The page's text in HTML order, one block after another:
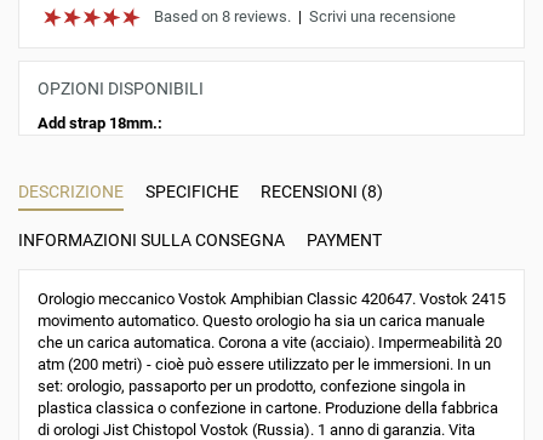
Based on 8 reviews. | Scrivi una recensione
OPZIONI DISPONIBILI
Add strap 18mm.:
DESCRIZIONE SPECIFICHE RECENSIONI (8)
INFORMAZIONI SULLA CONSEGNA PAYMENT
Orologio meccanico Vostok Amphibian Classic 420647. Vostok 2415
movimento automatico. Questo orologio ha sia un carica manuale
che un carica automatica. Corona a vite (acciaio). Impermeabilità 20
atm (200 metri) - cioè può essere utilizzato per le immersioni. In un
set: orologio, passaporto per un prodotto, confezione singola in
plastica classica o confezione in cartone. Produzione della fabbrica
di orologi Jist Chistopol Vostok (Russia). 1 anno di garanzia. Vita